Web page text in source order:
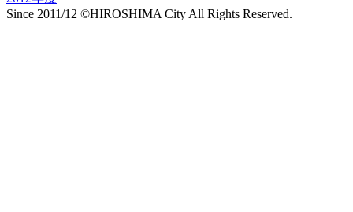
Since 2011/12 ©HIROSHIMA City All Rights Reserved.